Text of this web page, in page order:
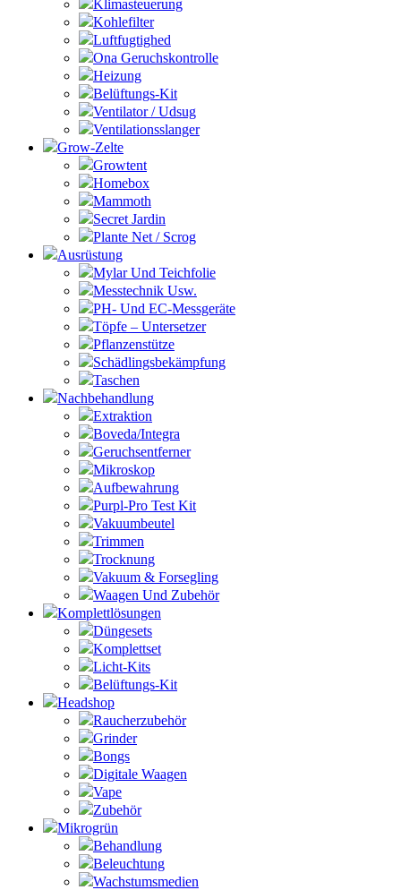
Klimasteuerung
Kohlefilter
Luftfugtighed
Ona Geruchskontrolle
Heizung
Belüftungs-Kit
Ventilator / Udsug
Ventilationsslanger
Grow-Zelte
Growtent
Homebox
Mammoth
Secret Jardin
Plante Net / Scrog
Ausrüstung
Mylar Und Teichfolie
Messtechnik Usw.
PH- Und EC-Messgeräte
Töpfe – Untersetzer
Pflanzenstütze
Schädlingsbekämpfung
Taschen
Nachbehandlung
Extraktion
Boveda/Integra
Geruchsentferner
Mikroskop
Aufbewahrung
Purpl-Pro Test Kit
Vakuumbeutel
Trimmen
Trocknung
Vakuum & Forsegling
Waagen Und Zubehör
Komplettlösungen
Düngesets
Komplettset
Licht-Kits
Belüftungs-Kit
Headshop
Raucherzubehör
Grinder
Bongs
Digitale Waagen
Vape
Zubehör
Mikrogrün
Behandlung
Beleuchtung
Wachstumsmedien